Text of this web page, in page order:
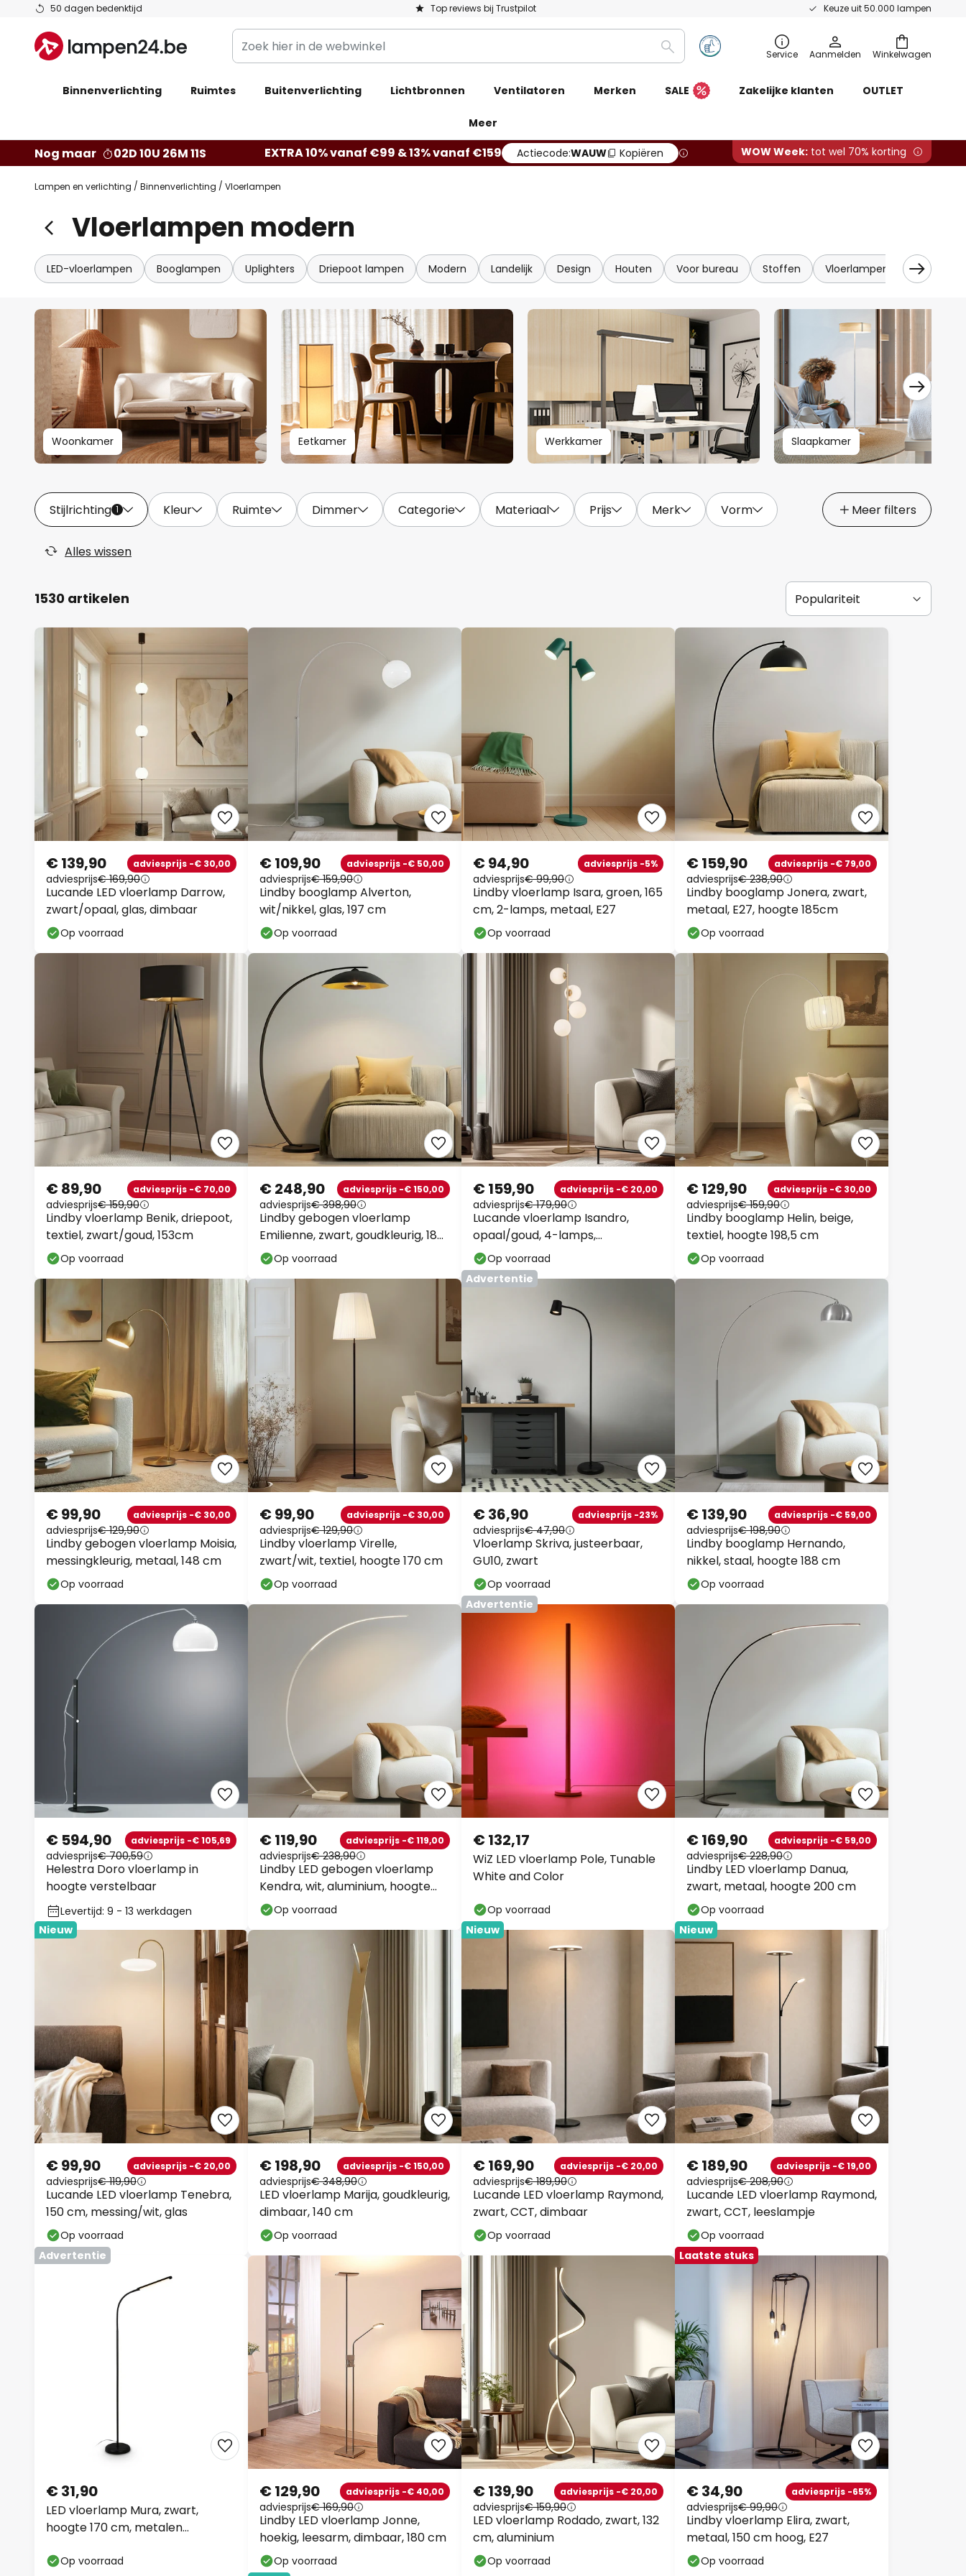
50 dagen bedenktijd Top reviews bij Trustpilot Keuze uit 50.000 lampen
Ga
de
inhoud
Winkelwagen
Zoek
hier
de
Zoeken Service Aanmelden
Binnenverlichting Ruimtes Buitenverlichting Lichtbronnen Ventilatoren Merken SALE Zakelijke klanten OUTLET
Meer
Nog maar 02D 10U 26M 09S EXTRA 10% vanaf €99 & 13% vanaf €159 Actiecode:WAUW Kopiëren WOW Week: tot wel 70% korting
Lampen en verlichting Binnenverlichting Vloerlampen
Vloerlampen modern
LED-vloerlampen Booglampen Uplighters Driepoot lampen Modern Landelijk Design Houten Voor bureau Stoffen Vloerlampen met leeslamp
Woonkamer Eetkamer Werkkamer Slaapkamer
Stijlrichting 1 Kleur Ruimte Dimmer Categorie Materiaal Prijs Merk Vorm Meer filters
Alles wissen
1530 artikelen
Lucande LED vloerlamp Darrow,
zwart/opaal, glas, dimbaar
€ 139,90 adviesprijs -€ 30,00
adviesprijs€ 169,90
Op voorraad
Lindby booglamp Alverton,
wit/nikkel, glas, 197 cm
€ 109,90 adviesprijs -€ 50,00
adviesprijs€ 159,90
Op voorraad
Lindby vloerlamp Isara, groen, 165
cm, 2-lamps, metaal, E27
€ 94,90 adviesprijs -5%
adviesprijs€ 99,90
Op voorraad
Lindby booglamp Jonera, zwart,
metaal, E27, hoogte 185cm
€ 159,90 adviesprijs -€ 79,00
adviesprijs€ 238,90
Op voorraad
Lindby vloerlamp Benik, driepoot,
textiel, zwart/goud, 153cm
€ 89,90 adviesprijs -€ 70,00
adviesprijs€ 159,90
Op voorraad
Lindby gebogen vloerlamp
Emilienne, zwart, goudkleurig, 180
cm
€ 248,90 adviesprijs -€ 150,00
adviesprijs€ 398,90
Op voorraad
Lucande vloerlamp Isandro,
opaal/goud, 4-lamps,
glas/metaal
€ 159,90 adviesprijs -€ 20,00
adviesprijs€ 179,90
Op voorraad
Lindby booglamp Helin, beige,
textiel, hoogte 198,5 cm
€ 129,90 adviesprijs -€ 30,00
adviesprijs€ 159,90
Op voorraad
Lindby gebogen vloerlamp Moisia,
messingkleurig, metaal, 148 cm
€ 99,90 adviesprijs -€ 30,00
adviesprijs€ 129,90
Op voorraad
Lindby vloerlamp Virelle,
zwart/wit, textiel, hoogte 170 cm
€ 99,90 adviesprijs -€ 30,00
adviesprijs€ 129,90
Op voorraad
Advertentie
Vloerlamp Skriva, justeerbaar,
GU10, zwart
€ 36,90 adviesprijs -23%
adviesprijs€ 47,90
Op voorraad
Lindby booglamp Hernando,
nikkel, staal, hoogte 188 cm
€ 139,90 adviesprijs -€ 59,00
adviesprijs€ 198,90
Op voorraad
Helestra Doro vloerlamp in
hoogte verstelbaar
€ 594,90 adviesprijs -€ 105,69
adviesprijs€ 700,59
Levertijd: 9 - 13 werkdagen
Lindby LED gebogen vloerlamp
Kendra, wit, aluminium, hoogte
180cm
€ 119,90 adviesprijs -€ 119,00
adviesprijs€ 238,90
Op voorraad
Advertentie
WiZ LED vloerlamp Pole, Tunable
White and Color
€ 132,17
Op voorraad
Lindby LED vloerlamp Danua,
zwart, metaal, hoogte 200 cm
€ 169,90 adviesprijs -€ 59,00
adviesprijs€ 228,90
Op voorraad
Nieuw
Lucande LED vloerlamp Tenebra,
150 cm, messing/wit, glas
€ 99,90 adviesprijs -€ 20,00
adviesprijs€ 119,90
Op voorraad
LED vloerlamp Marija, goudkleurig,
dimbaar, 140 cm
€ 198,90 adviesprijs -€ 150,00
adviesprijs€ 348,90
Op voorraad
Nieuw
Lucande LED vloerlamp Raymond,
zwart, CCT, dimbaar
€ 169,90 adviesprijs -€ 20,00
adviesprijs€ 189,90
Op voorraad
Nieuw
Lucande LED vloerlamp Raymond,
zwart, CCT, leeslampje
€ 189,90 adviesprijs -€ 19,00
adviesprijs€ 208,90
Op voorraad
Advertentie
LED vloerlamp Mura, zwart,
hoogte 170 cm, metalen
€ 31,90
Op voorraad
Lindby LED vloerlamp Jonne,
hoekig, leesarm, dimbaar, 180 cm
€ 129,90 adviesprijs -€ 40,00
adviesprijs€ 169,90
Op voorraad
LED vloerlamp Rodado, zwart, 132
cm, aluminium
€ 139,90 adviesprijs -€ 20,00
adviesprijs€ 159,90
Op voorraad
Laatste stuks
Lindby vloerlamp Elira, zwart,
metaal, 150 cm hoog, E27
€ 34,90 adviesprijs -65%
adviesprijs€ 99,90
Op voorraad